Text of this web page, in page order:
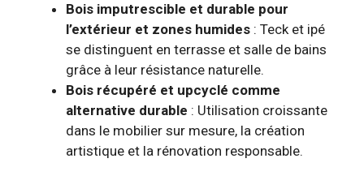
Bois imputrescible et durable pour
l’extérieur et zones humides : Teck et ipé
se distinguent en terrasse et salle de bains
grâce à leur résistance naturelle.
Bois récupéré et upcyclé comme
alternative durable : Utilisation croissante
dans le mobilier sur mesure, la création
artistique et la rénovation responsable.